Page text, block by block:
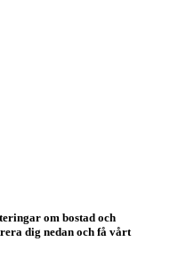
om bostad och
dig nedan och få vårt